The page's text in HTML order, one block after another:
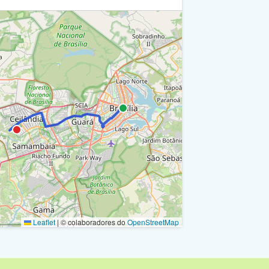
Rodoviária Do Plano Piloto - Plataforma D -
I
Rodoviária Do Plano Piloto - Plataforma D -
I
Rodoviária Do Plano Piloto - Plataforma D -
I
Rodoviária Do Plano Piloto - Plataforma D -
I
Rodoviária Do Plano Piloto - Plataforma D -
I
Rodoviária Do Plano Piloto / Ra I
Leaflet |© colaboradores do OpenStreetMap